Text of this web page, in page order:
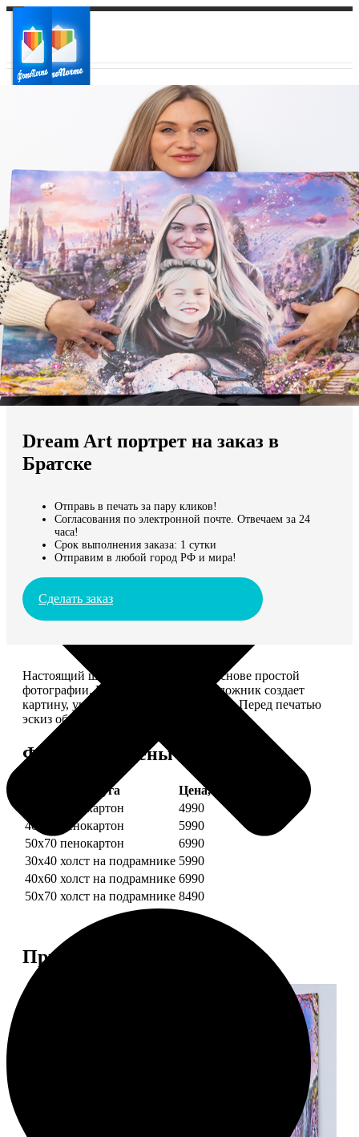
Ваш регион доставки
Выберите из списка:
Мы доставляем по всему миру
Продолжить без города
Dream Art портрет на заказ в
Братске
Отправь в печать за пару кликов!
Согласования по электронной почте. Отвечаем за 24
часа!
Срок выполнения заказа: 1 сутки
Отправим в любой город РФ и мира!
Сделать заказ
Настоящий шедевр, сделанный на основе простой
фотографии. Профессиональный художник создает
картину, учитывая ваши комментарии. Перед печатью
эскиз обязательно согласуем с вами.
Форматы и цены
Услуга
Цена, руб.
30х40 пенокартон
4990
40х60 пенокартон
5990
50х70 пенокартон
6990
30х40 холст на подрамнике 5990
40х60 холст на подрамнике 6990
50х70 холст на подрамнике 8490
Примеры работ